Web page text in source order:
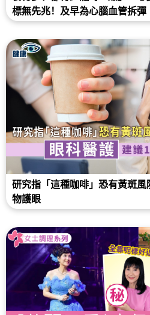
標無先兆！及早為心腦血管拆彈
研究指「這種咖啡」恐有黃斑
物護眼